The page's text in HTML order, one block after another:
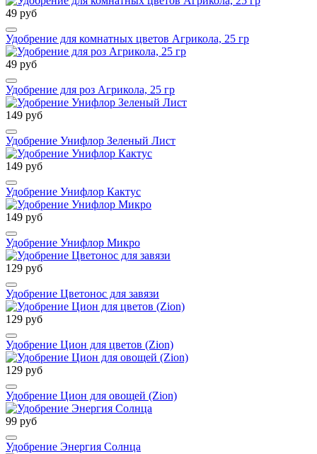
49 руб
Удобрение для комнатных цветов Агрикола, 25 гр
49 руб
Удобрение для роз Агрикола, 25 гр
149 руб
Удобрение Унифлор Зеленый Лист
149 руб
Удобрение Унифлор Кактус
149 руб
Удобрение Унифлор Микро
129 руб
Удобрение Цветонос для завязи
129 руб
Удобрение Цион для цветов (Zion)
129 руб
Удобрение Цион для овощей (Zion)
99 руб
Удобрение Энергия Солнца